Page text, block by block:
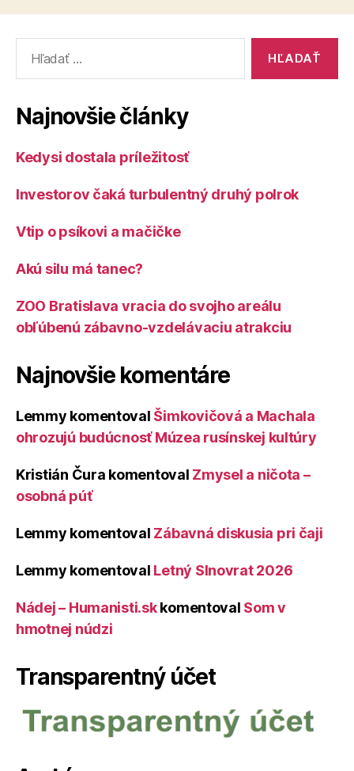
Najnovšie články
Kedysi dostala príležitosť
Investorov čaká turbulentný druhý polrok
Vtip o psíkovi a mačičke
Akú silu má tanec?
ZOO Bratislava vracia do svojho areálu
obľúbenú zábavno-vzdelávaciu atrakciu
Najnovšie komentáre
Lemmy komentoval Šimkovičová a Machala
ohrozujú budúcnosť Múzea rusínskej kultúry
Kristián Čura komentoval Zmysel a ničota –
osobná púť
Lemmy komentoval Zábavná diskusia pri čaji
Lemmy komentoval Letný Slnovrat 2026
Nádej – Humanisti.skkomentoval Som v
hmotnej núdzi
Transparentný účet